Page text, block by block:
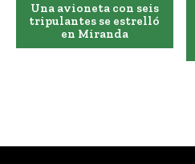
Una avioneta con seis
tripulantes se estrelló
en Miranda